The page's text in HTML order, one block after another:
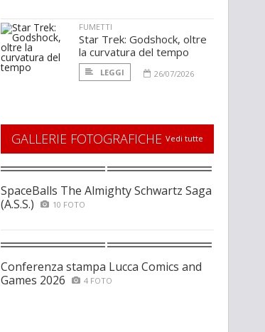
FUMETTI
Star Trek: Godshock, oltre
la curvatura del tempo
LEGGI 26/07/2026
GALLERIE FOTOGRAFICHE Vedi tutte
SpaceBalls The Almighty Schwartz Saga
(A.S.S.)
10 FOTO
Conferenza stampa Lucca Comics and
Games 2026
4 FOTO